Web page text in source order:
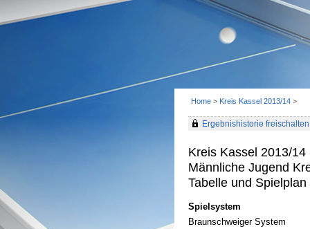
Home > Kreis Kassel 2013/14 >
Ergebnishistorie freischalten
Kreis Kassel 2013/14
Männliche Jugend
Tabelle und
Spielsystem
Braunschweiger System